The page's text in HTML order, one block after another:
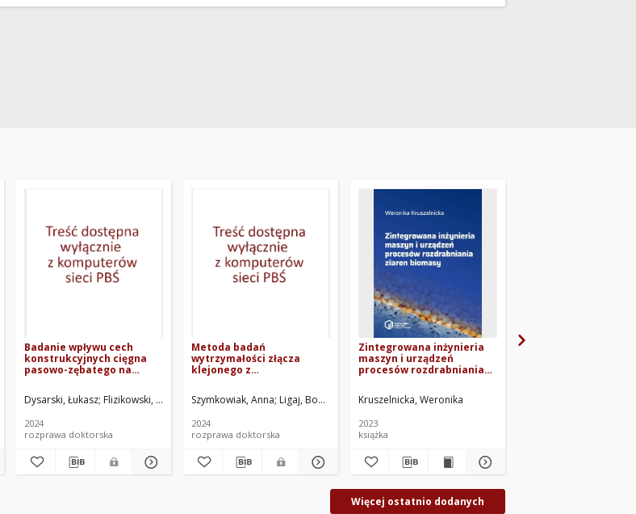
Maciej. Promotor
Badanie wpływu cech
konstrukcyjnych cięgna
pasowo-zębatego na
zespołu transportowo-
napędowego
Dysarski, Łukasz Flizikowski, Józef. Promotor Piasecka, Izabela. Promotor pomocniczy
2024
rozprawa doktorska
Metoda badań
wytrzymałości złącza
klejonego z
typu "sandwich"
Szymkowiak, Anna Ligaj, Bogdan. Promotor
2024
rozprawa doktorska
Zintegrowana inżynieria
maszyn i urządzeń
procesów rozdrabniania
Kruszelnicka, Weronika
2023
książka
Więcej ostatnio dodanych